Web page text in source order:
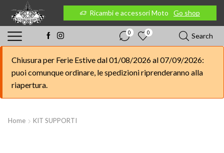
Go shop Ricambi e accessori Moto Go shop
0 0 Search
Chiusura per Ferie Estive dal 01/08/2026 al 07/09/2026:
puoi comunque ordinare, le spedizioni riprenderanno alla
riapertura.
Home KIT SUPPORTI